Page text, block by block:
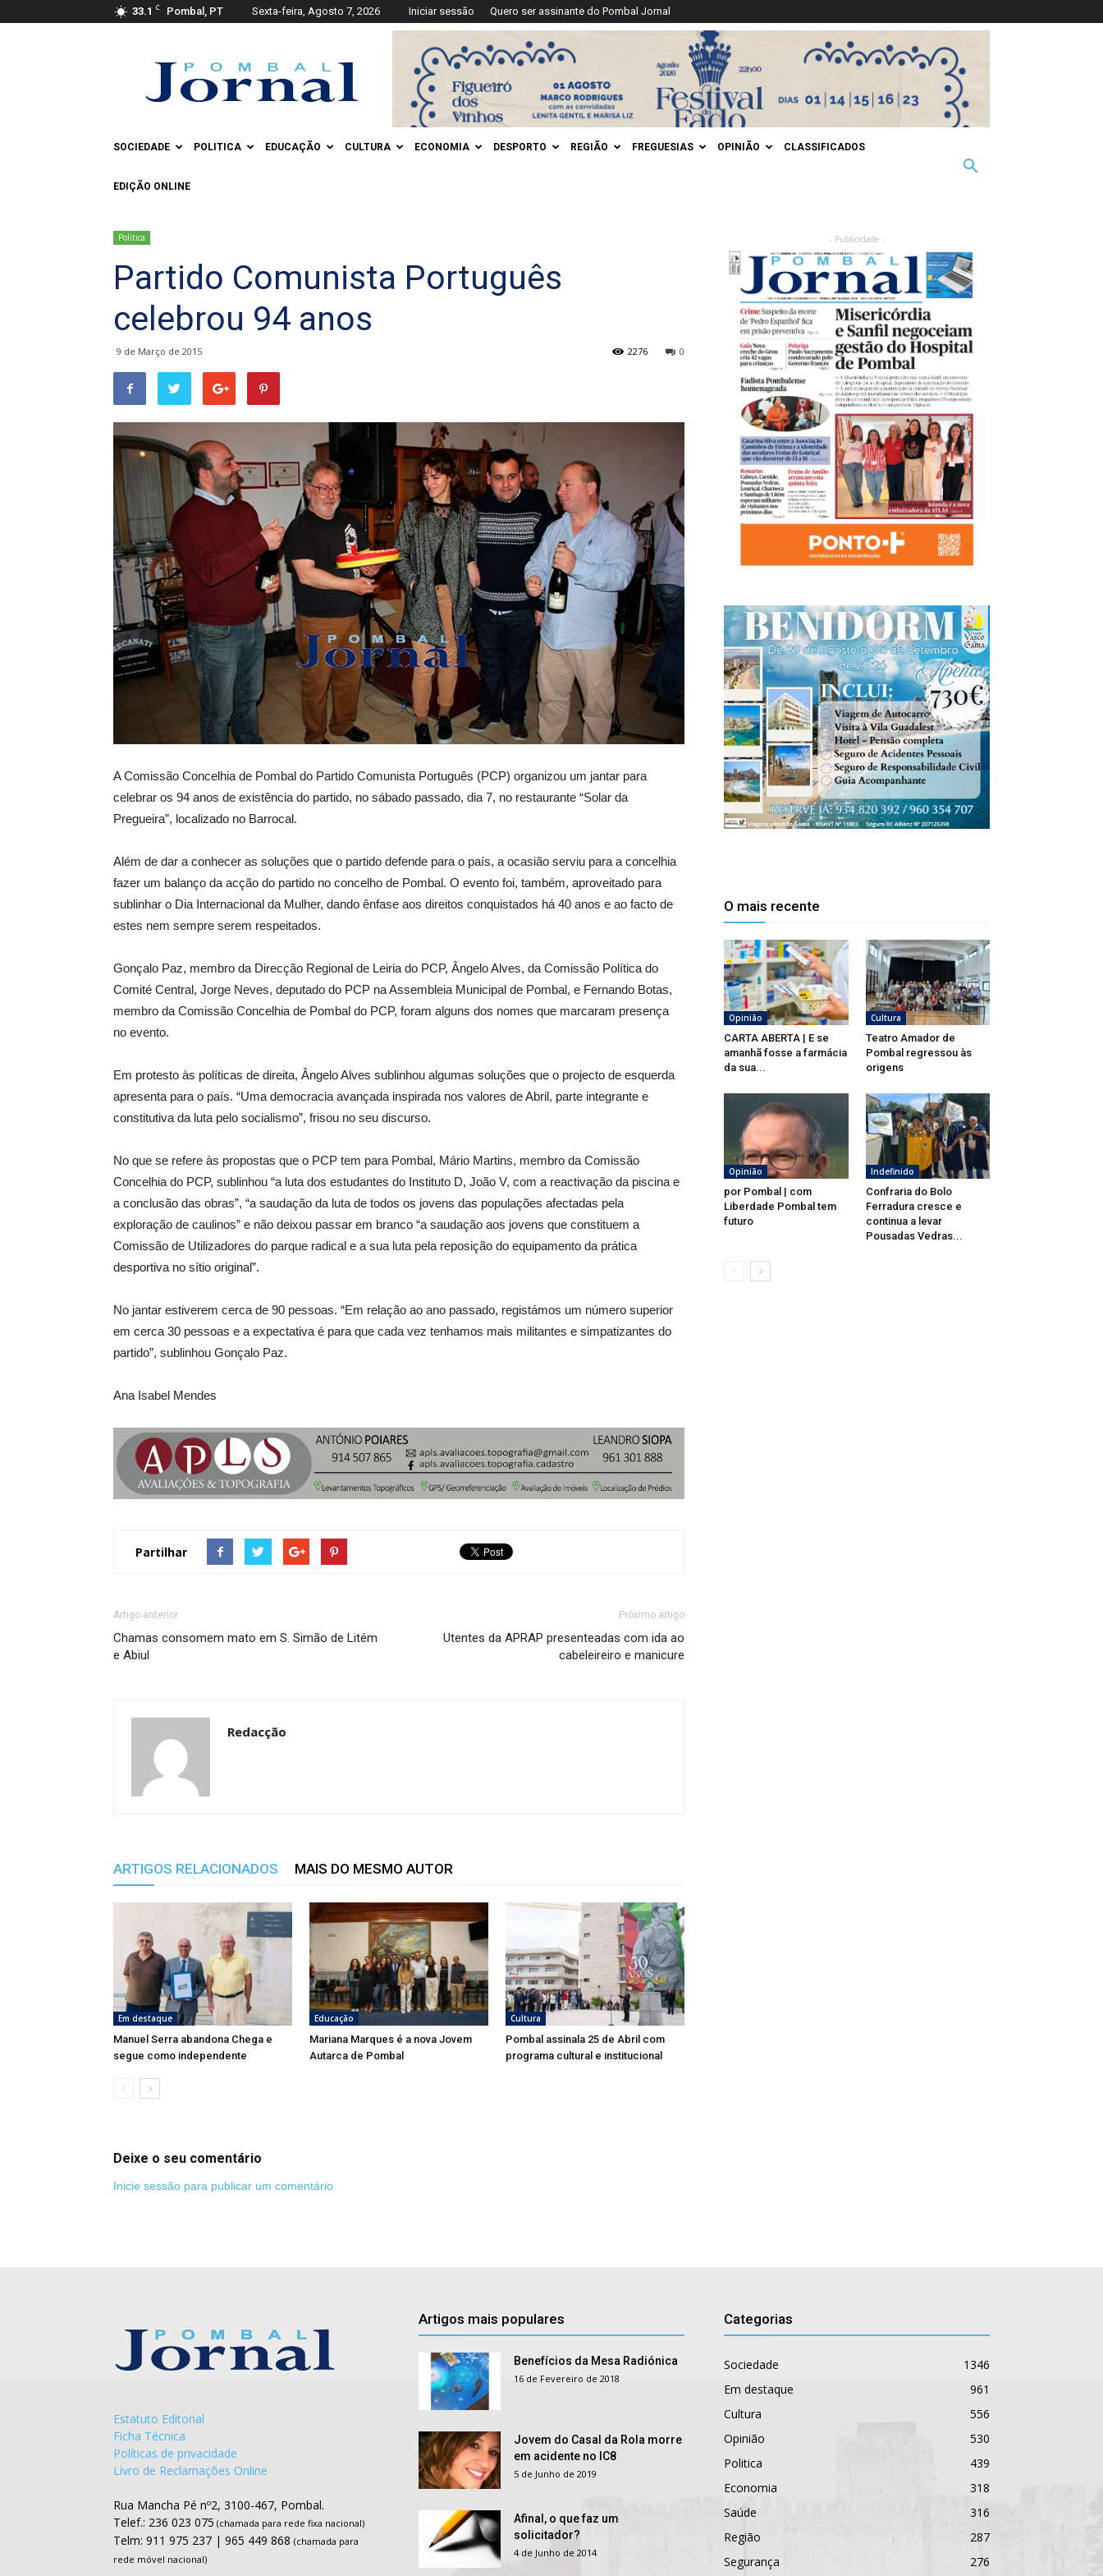
33.1 C Pombal, PT Sexta-feira, Agosto 7, 2026 Iniciar sessão Quero ser assinante do Pombal Jornal
Jornal
SOCIEDADE POLITICA EDUCAÇÃO CULTURA ECONOMIA DESPORTO REGIÃO FREGUESIAS OPINIÃO CLASSIFICADOS
EDIÇÃO ONLINE
Politica
Partido Comunista Português
celebrou 94 anos
9 de Março de 2015 0
2276
A Comissão Concelhia de Pombal do Partido Comunista Português (PCP) organizou um jantar para
celebrar os 94 anos de existência do partido, no sábado passado, dia 7, no restaurante “Solar da
Pregueira”, localizado no Barrocal.
Além de dar a conhecer as soluções que o partido defende para o país, a ocasião serviu para a concelhia
fazer um balanço da acção do partido no concelho de Pombal. O evento foi, também, aproveitado para
sublinhar o Dia Internacional da Mulher, dando ênfase aos direitos conquistados há 40 anos e ao facto de
estes nem sempre serem respeitados.
Gonçalo Paz, membro da Direcção Regional de Leiria do PCP, Ângelo Alves, da Comissão Política do
Comité Central, Jorge Neves, deputado do PCP na Assembleia Municipal de Pombal, e Fernando Botas,
membro da Comissão Concelhia de Pombal do PCP, foram alguns dos nomes que marcaram presença
no evento.
Em protesto às políticas de direita, Ângelo Alves sublinhou algumas soluções que o projecto de esquerda
apresenta para o país. “Uma democracia avançada inspirada nos valores de Abril, parte integrante e
constitutiva da luta pelo socialismo”, frisou no seu discurso.
No que se refere às propostas que o PCP tem para Pombal, Mário Martins, membro da Comissão
Concelhia do PCP, sublinhou “a luta dos estudantes do Instituto D, João V, com a reactivação da piscina e
a conclusão das obras”, “a saudação da luta de todos os jovens das populações afectadas pela
exploração de caulinos” e não deixou passar em branco “a saudação aos jovens que constituem a
Comissão de Utilizadores do parque radical e a sua luta pela reposição do equipamento da prática
desportiva no sítio original”.
No jantar estiverem cerca de 90 pessoas. “Em relação ao ano passado, registámos um número superior
em cerca 30 pessoas e a expectativa é para que cada vez tenhamos mais militantes e simpatizantes do
partido”, sublinhou Gonçalo Paz.
Ana Isabel Mendes
Partilhar
Artigo anterior
Chamas consomem mato em S. Simão de Litém
e Abiul
Próximo artigo
Utentes da APRAP presenteadas com ida ao
cabeleireiro e manicure
Redacção
ARTIGOS RELACIONADOS MAIS DO MESMO AUTOR
Em destaque
Manuel Serra abandona Chega e
segue como independente
Educação
Mariana Marques é a nova Jovem
Autarca de Pombal
Cultura
Pombal assinala 25 de Abril com
programa cultural e institucional
Deixe o seu comentário
Inicie sessão para publicar um comentário
- Publicidade -
O mais recente
Opinião
CARTA ABERTA | E se
amanhã fosse a farmácia
da sua...
Cultura
Teatro Amador de
Pombal regressou às
origens
Opinião
por Pombal | com
Liberdade Pombal tem
futuro
Indefinido
Confraria do Bolo
Ferradura cresce e
continua a levar
Pousadas Vedras...
Estatuto Editorial
Ficha Técnica
Políticas de privacidade
Livro de Reclamações Online
Rua Mancha Pé nº2, 3100-467, Pombal.
Telef.: 236 023 075 (chamada para rede fixa nacional)
Telm: 911 975 237 | 965 449 868 (chamada para
rede móvel nacional)
Artigos mais populares
Benefícios da Mesa Radiónica
16 de Fevereiro de 2018
Jovem do Casal da Rola morre
em acidente no IC8
5 de Junho de 2019
Afinal, o que faz um
solicitador?
4 de Junho de 2014
Categorias
Sociedade
1346
Em destaque
961
Cultura
556
Opinião
530
Politica
439
Economia
318
Saúde
316
Região
287
Segurança
276